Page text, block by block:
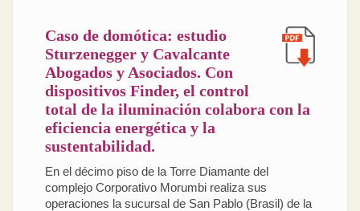
Caso de domótica: estudio
Sturzenegger y Cavalcante
Abogados y Asociados. Con
dispositivos Finder, el control
total de la iluminación colabora con la
eficiencia energética y la
sustentabilidad.
En el décimo piso de la Torre Diamante del
complejo Corporativo Morumbi realiza sus
operaciones la sucursal de San Pablo (Brasil) de la